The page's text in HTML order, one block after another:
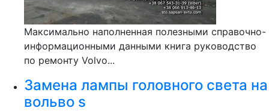
Максимально наполненная полезными справочно-
информационными данными книга руководство
по ремонту Volvo...
Замена лампы головного света на
вольво s